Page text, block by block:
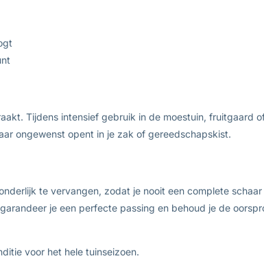
Tijdens intensief gebruik in de moestuin, fruitgaard
ongewenst opent in je zak of gereedschapskist.
te vervangen, zodat je nooit een complete
je een perfecte passing en behoud je de
voor het hele tuinseizoen.